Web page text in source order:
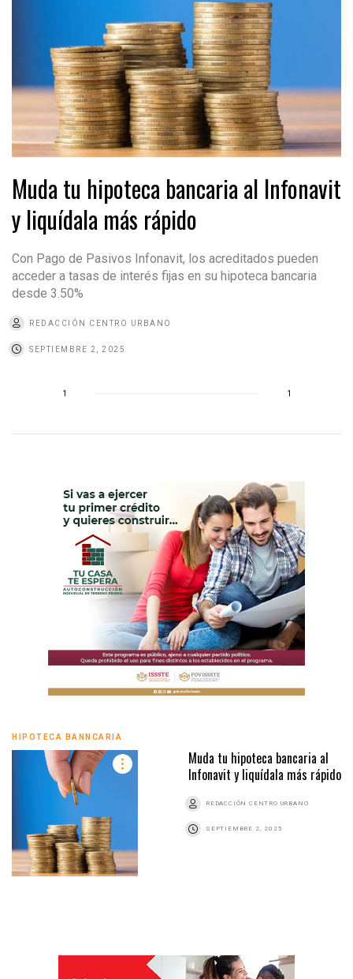
Muda tu hipoteca bancaria al Infonavit
y liquídala más rápido
Con Pago de Pasivos Infonavit, los acreditados pueden
acceder a tasas de interés fijas en su hipoteca bancaria
desde 3.50%
REDACCIÓN CENTRO URBANO
SEPTIEMBRE 2, 2025
1 1
HIPOTECA BANNCARIA
Muda tu hipoteca bancaria al
Infonavit y liquídala más rápido
REDACCIÓN CENTRO URBANO
SEPTIEMBRE 2, 2025